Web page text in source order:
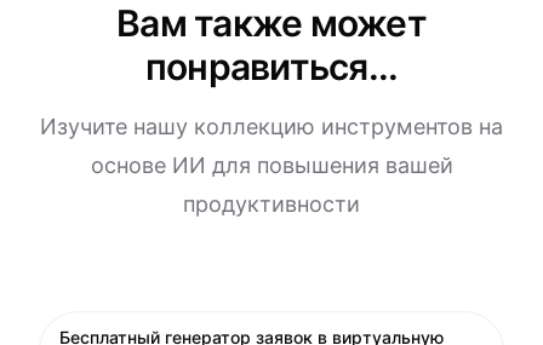
Вам также может
понравиться...
Изучите нашу коллекцию инструментов на
основе ИИ для повышения вашей
продуктивности
Бесплатный генератор заявок в виртуальную